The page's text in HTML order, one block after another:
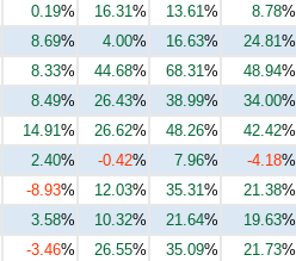
0.19% 16.31 % 13.61 % 8.78%
8.69% 4.00% 16.63% 24.81 %
8.33% 44.68% 68.31 % 48.94%
8.49% 26.43% 38.99% 34.00%
14.91 % 26.62% 48.26% 42.42%
2.40% -0.42% 7.96% -4.18%
-8.93% 12.03% 35.31 % 21.38%
3.58% 10.32% 21.64% 19.63%
-3.46% 26.55% 35.09% 21.73%